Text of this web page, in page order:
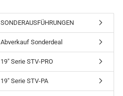
SONDERAUSFÜHRUNGEN
Abverkauf Sonderdeal
19" Serie STV-PRO
19" Serie STV-PA